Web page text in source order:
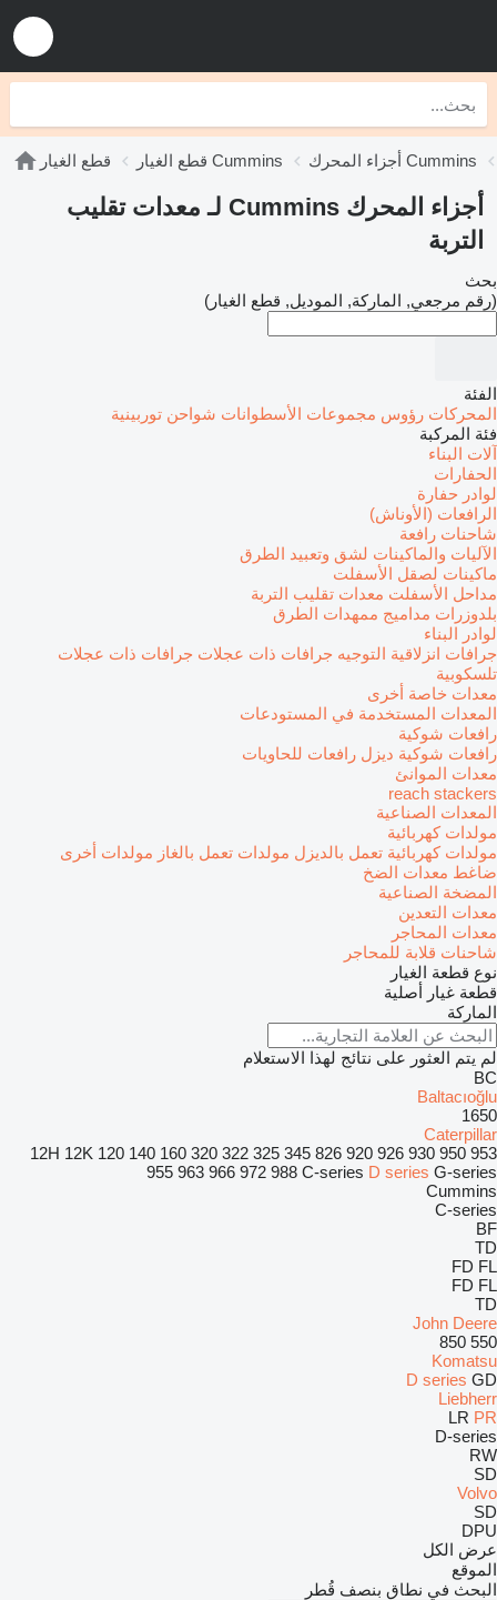
قطع الغيار قطع الغيار Cummins أجزاء المحرك Cummins
أجزاء المحرك Cummins لـ معدات تقليب
التربة
بحث
(رقم مرجعي, الماركة, الموديل, قطع الغيار)
الفئة
المحركات رؤوس مجموعات الأسطوانات شواحن توربينية
فئة المركبة
آلات البناء
الحفارات
لوادر حفارة
الرافعات (الأوناش)
شاحنات رافعة
الآليات والماكينات لشق وتعبيد الطرق
ماكينات لصقل الأسفلت
مداحل الأسفلت معدات تقليب التربة
بلدوزرات مداميج ممهدات الطرق
لوادر البناء
جرافات انزلاقية التوجيه جرافات ذات عجلات جرافات ذات عجلات
تلسكوبية
معدات خاصة أخرى
المعدات المستخدمة في المستودعات
رافعات شوكية
رافعات شوكية ديزل رافعات للحاويات
معدات الموانئ
reach stackers
المعدات الصناعية
مولدات كهربائية
مولدات كهربائية تعمل بالديزل مولدات تعمل بالغاز مولدات أخرى
ضاغط معدات الضخ
المضخة الصناعية
معدات التعدين
معدات المحاجر
شاحنات قلابة للمحاجر
نوع قطعة الغيار
قطعة غيار أصلية
الماركة
لم يتم العثور على نتائج لهذا الاستعلام
BC
Baltacıoğlu
1650
Caterpillar
12H 12K 120 140 160 320 322 325 345 826 920 926 930 950 953
955 963 966 972 988 C-series D series G-series
Cummins
C-series
BF
TD
FD FL
FD FL
TD
John Deere
550
850
Komatsu
D series GD
Liebherr
LR PR
D-series
RW
SD
Volvo
SD
DPU
عرض الكل
الموقع
البحث في نطاق بنصف قُطر